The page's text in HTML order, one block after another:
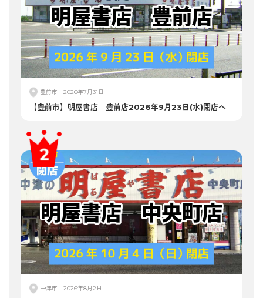
豊前市 2026年7月31日
【豊前市】明屋書店 豊前店2026年9月23日(水)閉店へ
中津市 2026年8月2日